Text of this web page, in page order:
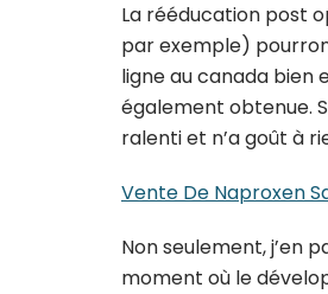
La rééducation post
par exemple)
ligne au canada bien
également obtenue.
ralenti et n’a goût à
Vente De Naproxen
Non seulement, j’en
moment où le